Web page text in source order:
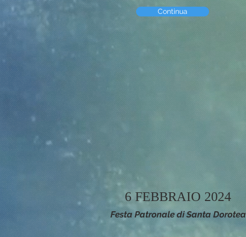
Continua
6 FEBBRAIO 2024
Festa Patronale di Santa Dorotea